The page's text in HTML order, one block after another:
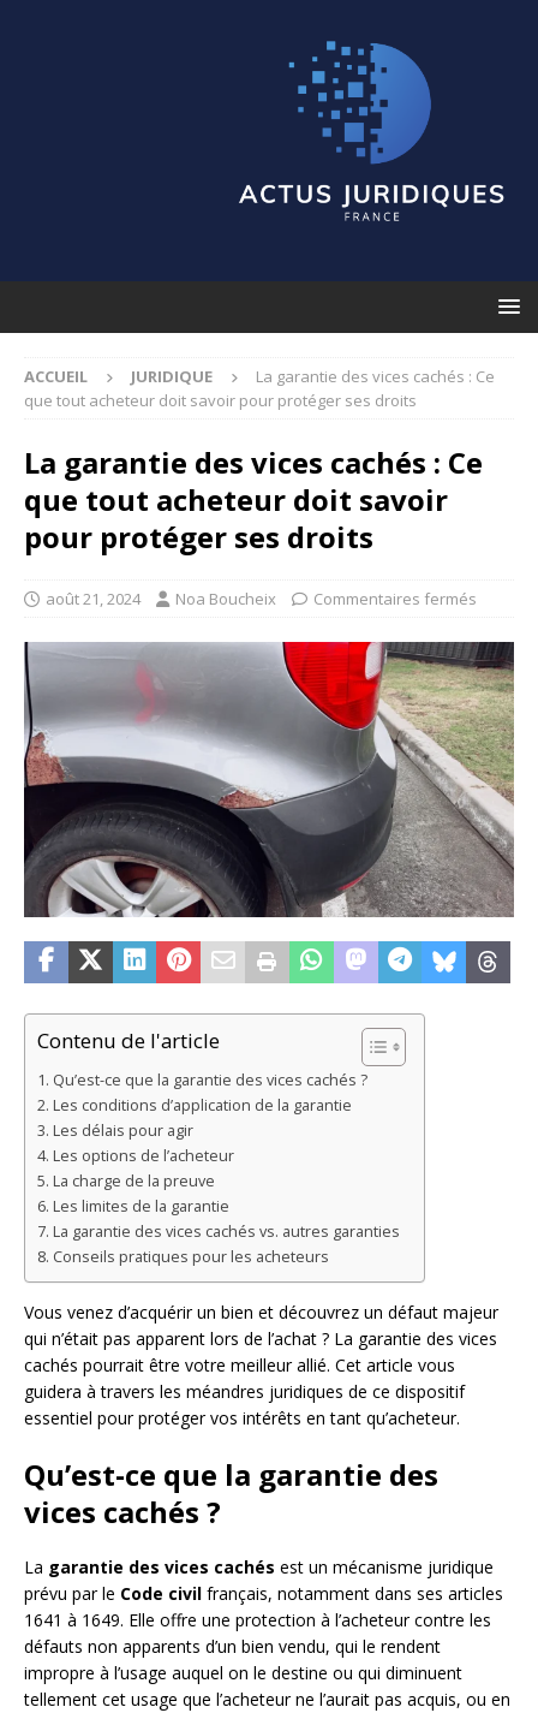
ACCUEIL JURIDIQUE
La garantie des vices cachés : Ce
que tout acheteur doit savoir pour protéger ses droits
La garantie des vices cachés : Ce
que tout acheteur doit savoir
pour protéger ses droits
août 21, 2024 Noa Boucheix Commentaires fermés
Contenu de l'article
Qu’est-ce que la garantie des vices cachés ?
Les conditions d’application de la garantie
Les délais pour agir
Les options de l’acheteur
La charge de la preuve
Les limites de la garantie
La garantie des vices cachés vs. autres garanties
Conseils pratiques pour les acheteurs
Vous venez d’acquérir un bien et découvrez un défaut majeur
qui n’était pas apparent lors de l’achat ? La garantie des vices
cachés pourrait être votre meilleur allié. Cet article vous
guidera à travers les méandres juridiques de ce dispositif
essentiel pour protéger vos intérêts en tant qu’acheteur.
Qu’est-ce que la garantie des
vices cachés ?
La garantie des vices cachés est un mécanisme juridique
prévu par le Code civil français, notamment dans ses articles
1641 à 1649. Elle offre une protection à l’acheteur contre les
défauts non apparents d’un bien vendu, qui le rendent
impropre à l’usage auquel on le destine ou qui diminuent
tellement cet usage que l’acheteur ne l’aurait pas acquis, ou en